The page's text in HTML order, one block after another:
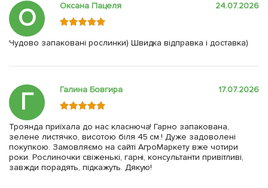
О Оксана Пацеля 24.07.2026
Чудово запаковані рослинки) Швидка відправка і доставка)
Г Галина Бовгира 17.07.2026
Троянда приїхала до нас класнюча! Гарно запакована,
зелене листячко, висотою біля 45 см.! Дуже задоволені
покупкою. Замовляємо на сайті АгроМаркету вже чотири
роки. Рослиночки свіженькі, гарні, консультанти привітливі,
завжди порадять, підкажуть. Дякую!